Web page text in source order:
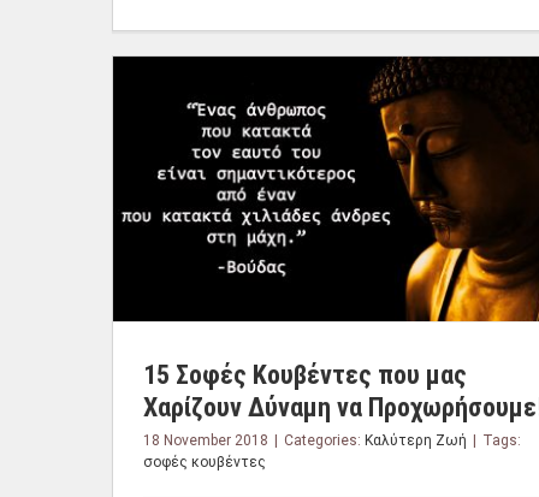
15 Σοφές Κουβέντες που μας
Χαρίζουν Δύναμη να
18 November 2018 Categories: Καλύτερη Ζωή
Tags:
σοφές κουβέντες